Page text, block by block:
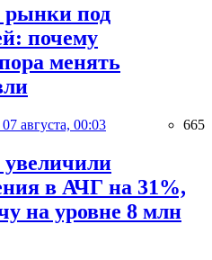
под
почему
менять
07 августа, 00:03 665
в АЧГ на 31%,
на уровне 8 млн